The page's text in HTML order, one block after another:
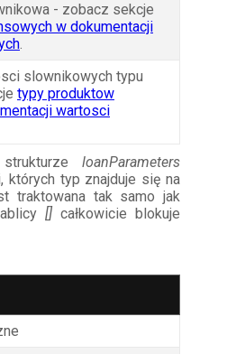
- zobacz sekcje
w dokumentacji
.
slownikowych typu
typy produktow
wartosci
loanParameters
typ znajduje się na
traktowana tak samo jak
[]całkowicie blokuje